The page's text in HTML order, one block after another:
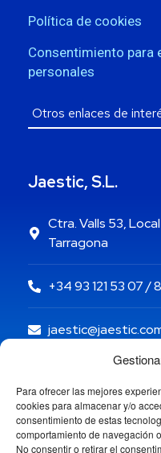
Para ofrecer las mejores
cookies para almacenar y/o
consentimiento de estas
comportamiento de navegación
No consentir o retirar el
Política de cookies
Consentimiento para
personales
Jaestic, S.L.
Ctra. Valls 53,
Tarragona
+34 93 121 53 07 /